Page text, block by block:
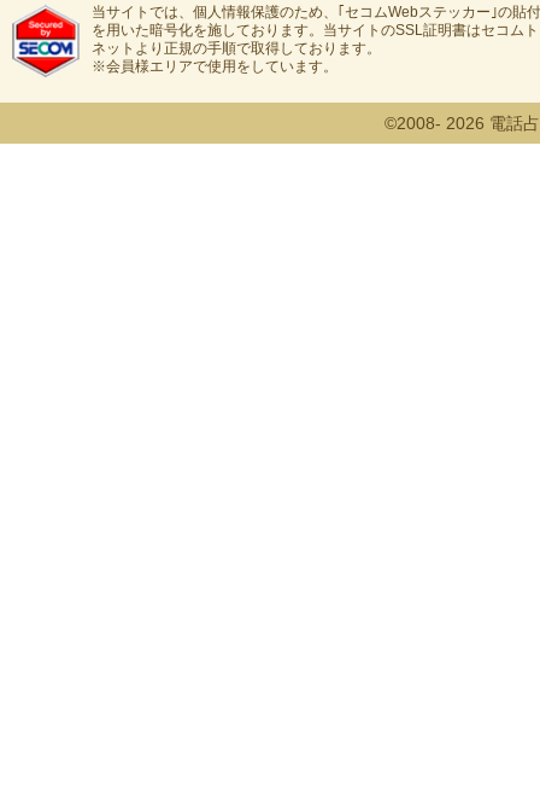
当サイトでは、個人情報保護のため、｢セコムWebステッカー｣の貼
を用いた暗号化を施しております。当サイトのSSL証明書はセコム
ネットより正規の手順で取得しております。
※会員様エリアで使用をしています。
©2008- 2026 電話